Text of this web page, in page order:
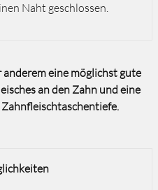
Naht geschlossen.
eine möglichst gute
an den Zahn und eine